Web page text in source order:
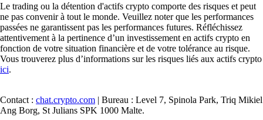
Le trading ou la détention d'actifs crypto comporte des risques et peut
ne pas convenir à tout le monde. Veuillez noter que les performances
passées ne garantissent pas les performances futures. Réfléchissez
attentivement à la pertinence d’un investissement en actifs crypto en
fonction de votre situation financière et de votre tolérance au risque.
Vous trouverez plus d’informations sur les risques liés aux actifs crypto
ici.
Contact : chat.crypto.com | Bureau : Level 7, Spinola Park, Triq Mikiel
Ang Borg, St Julians SPK 1000 Malte.